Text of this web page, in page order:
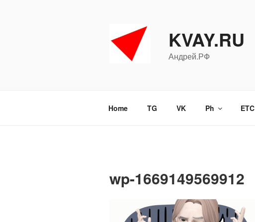
KVAY.RU
Андрей.РФ
Home TG VK Ph ETC
wp-1669149569912